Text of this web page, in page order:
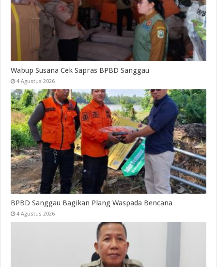
Wabup Susana Cek Sapras BPBD Sanggau
4 Agustus 2026
BPBD Sanggau Bagikan Plang Waspada Bencana
4 Agustus 2026